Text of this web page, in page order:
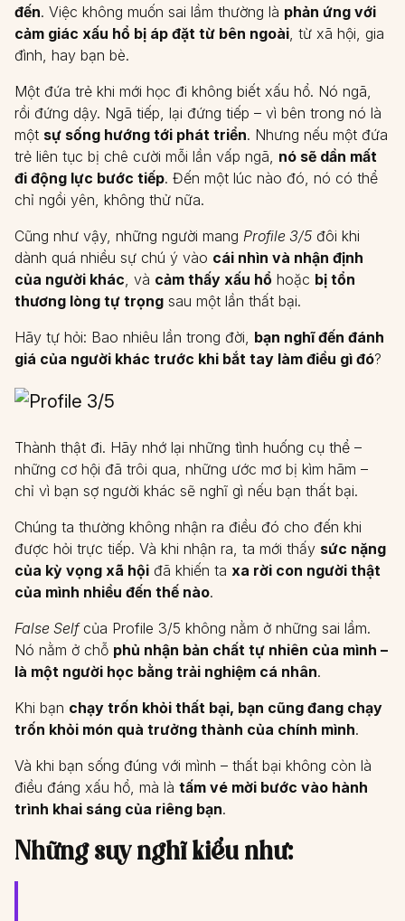
đến. Việc không muốn sai lầm thường là phản ứng với
cảm giác xấu hổ bị áp đặt từ bên ngoài, từ xã hội, gia
đình, hay bạn bè.
Một đứa trẻ khi mới học đi không biết xấu hổ. Nó ngã,
rồi đứng dậy. Ngã tiếp, lại đứng tiếp – vì bên trong nó là
một sự sống hướng tới phát triển. Nhưng nếu một đứa
trẻ liên tục bị chê cười mỗi lần vấp ngã, nó sẽ dần mất
đi động lực bước tiếp. Đến một lúc nào đó, nó có thể
chỉ ngồi yên, không thử nữa.
Cũng như vậy, những người mang Profile 3/5 đôi khi
dành quá nhiều sự chú ý vào cái nhìn và nhận định
của người khác, và cảm thấy xấu hổ hoặc bị tổn
thương lòng tự trọng sau một lần thất bại.
Hãy tự hỏi: Bao nhiêu lần trong đời, bạn nghĩ đến đánh
giá của người khác trước khi bắt tay làm điều gì đó?
Thành thật đi. Hãy nhớ lại những tình huống cụ thể –
những cơ hội đã trôi qua, những ước mơ bị kìm hãm –
chỉ vì bạn sợ người khác sẽ nghĩ gì nếu bạn thất bại.
Chúng ta thường không nhận ra điều đó cho đến khi
được hỏi trực tiếp. Và khi nhận ra, ta mới thấy sức nặng
của kỳ vọng xã hội đã khiến ta xa rời con người thật
của mình nhiều đến thế nào.
False Selfcủa Profile 3/5 không nằm ở những sai lầm.
Nó nằm ở chỗ phủ nhận bản chất tự nhiên của mình –
là một người học bằng trải nghiệm cá nhân.
Khi bạn chạy trốn khỏi thất bại, bạn cũng đang chạy
trốn khỏi món quà trưởng thành của chính mình.
Và khi bạn sống đúng với mình – thất bại không còn là
điều đáng xấu hổ, mà là tấm vé mời bước vào hành
trình khai sáng của riêng bạn.
Những suy nghĩ kiểu như: